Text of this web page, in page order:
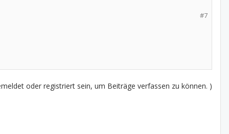
#7
oder registriert sein, um Beiträge verfassen zu können. )